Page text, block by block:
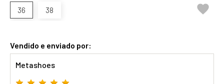
36 38 
Vendido e enviado por:
Metashoes